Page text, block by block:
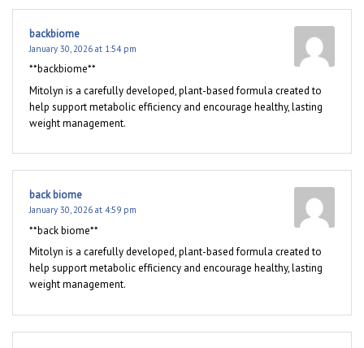
backbiome
January 30, 2026 at 1:54 pm
**backbiome**
Mitolyn is a carefully developed, plant-based formula created to
help support metabolic efficiency and encourage healthy, lasting
weight management.
back biome
January 30, 2026 at 4:59 pm
**back biome**
Mitolyn is a carefully developed, plant-based formula created to
help support metabolic efficiency and encourage healthy, lasting
weight management.